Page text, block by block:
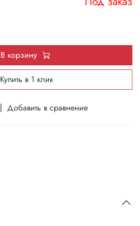
Добавить в сравнение
В корзину
Купить в 1 клик